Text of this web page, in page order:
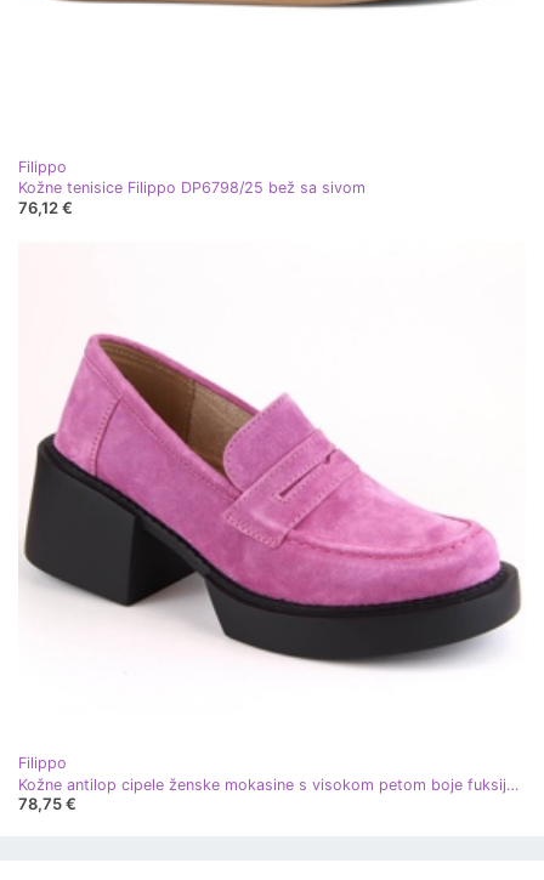
Filippo
Kožne tenisice Filippo DP6798/25 bež sa sivom
76,12 €
Filippo
Kožne antilop cipele ženske mokasine s visokom petom boje fuksije Filippo DP4685 ružičasta
78,75 €